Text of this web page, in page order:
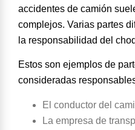
accidentes de camión
complejos. Varias partes
la responsabilidad del
Estos son ejemplos de
consideradas
El conductor del
La empresa de